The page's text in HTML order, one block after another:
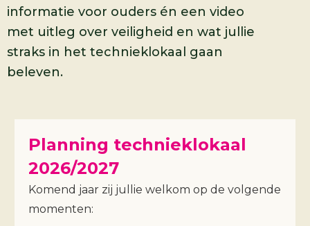
informatie voor ouders én een video
met uitleg over veiligheid en wat jullie
straks in het technieklokaal gaan
beleven.
Planning technieklokaal
2026/2027
Komend jaar zij jullie welkom op de volgende
momenten: